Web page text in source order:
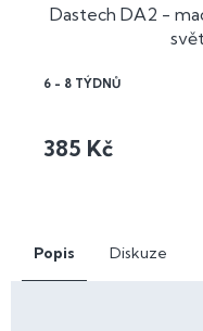
Dastech DA2 -
6 - 8 TÝDNŮ
385 Kč
Popis Diskuze